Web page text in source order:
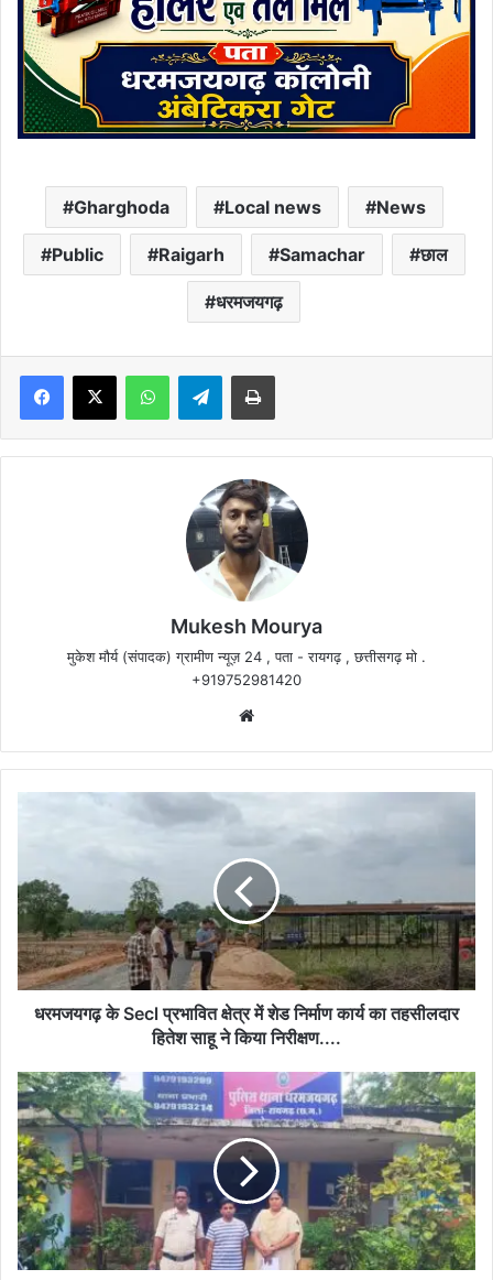
Gharghoda Local news News
Public Raigarh Samachar छाल
धरमजयगढ़
Facebook
X WhatsAppTelegramPrint
Mukesh Mourya
मुकेश मौर्य (संपादक) ग्रामीण न्यूज़ 24 , पता - रायगढ़ , छत्तीसगढ़ मो .
+919752981420
क्षेत्र
में
शेड
निर्माण
कार्य
साहू
ने
किया
निरीक्षण....
धरमजयगढ़ के Secl प्रभावित क्षेत्र में शेड निर्माण कार्य का तहसीलदार
हितेश साहू ने किया निरीक्षण....
धरमजयगढ़
में
शादी
का
झांसा
देकर
वर्षों
तक
युवती